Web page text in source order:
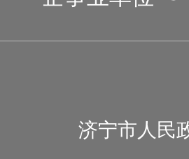
济宁市人民